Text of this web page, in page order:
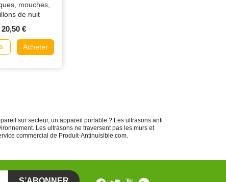
mouches,
de nuit
20,50 €
Acheter
sur secteur, un appareil portable ? Les ultrasons anti
Les ultrasons ne traversent pas les murs et
commercial de Produit-Antinuisible.com.